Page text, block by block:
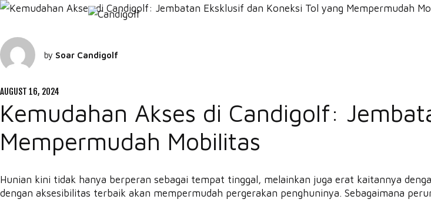
by Soar Candigolf
AUGUST 16, 2024
Kemudahan Akses di Candigolf:
Mempermudah Mobilitas
Hunian kini tidak hanya berperan sebagai tempat tinggal, melainkan juga erat kaitannya
dengan aksesibilitas terbaik akan mempermudah pergerakan penghuninya. Sebagaimana